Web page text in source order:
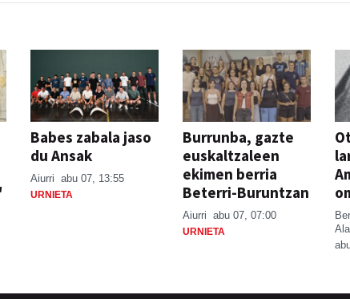
Babes zabala jaso
du Ansak
Aiurri abu 07, 13:55
URNIETA
Burrunba, gazte
euskaltzaleen
ekimen berria
Beterri-Buruntzan
Aiurri abu 07, 07:00
URNIETA